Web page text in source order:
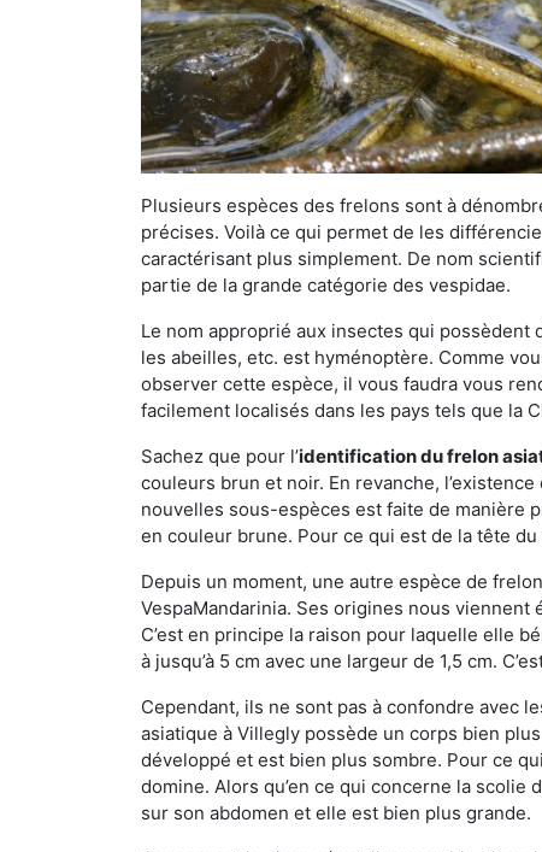
Plusieurs espèces des frelons sont à
précises. Voilà ce qui permet de les
caractérisant plus simplement. De nom
partie de la grande catégorie des vespidae.
Le nom approprié aux insectes qui possèdent
les abeilles, etc. est hyménoptère. Comme
observer cette espèce, il vous faudra vous
facilement localisés dans les pays tels que la
Sachez que pour l’identification du frelon
couleurs brun et noir. En revanche,
nouvelles sous-espèces est faite de manière
en couleur brune. Pour ce qui est de la tête
Depuis un moment, une autre espèce de
VespaMandarinia. Ses origines nous viennent
C’est en principe la raison pour laquelle elle
à jusqu’à 5 cm avec une largeur de 1,5 cm.
Cependant, ils ne sont pas à confondre avec
asiatique à Villegly possède un corps bien
développé et est bien plus sombre. Pour ce
domine. Alors qu’en ce qui concerne la
sur son abdomen et elle est bien plus grande.